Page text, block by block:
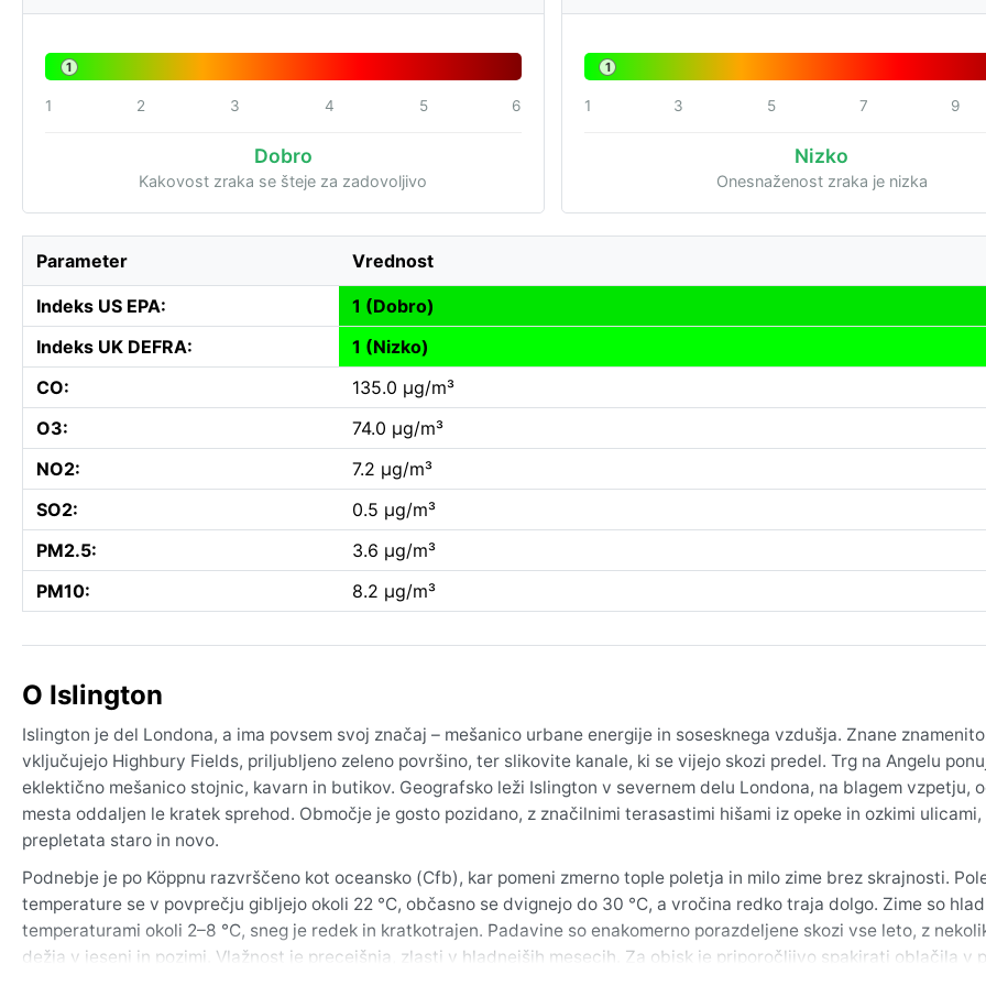
1
1 2 3 4 5 6
Dobro
Kakovost zraka se šteje za zadovoljivo
1
1 3 5 7 9
Nizko
Onesnaženost zraka je nizka
Parameter Vrednost
Indeks US EPA:
1 (Dobro)
Indeks UK DEFRA:
1 (Nizko)
CO:
135.0 µg/m³
O3:
74.0 µg/m³
NO2:
7.2 µg/m³
SO2:
0.5 µg/m³
PM2.5:
3.6 µg/m³
PM10:
8.2 µg/m³
O Islington
Islington je del Londona, a ima povsem svoj značaj – mešanico urbane energije in sosesknega vzdušja. Znane
vključujejo Highbury Fields, priljubljeno zeleno površino, ter slikovite kanale, ki se vijejo skozi predel. Trg na Angelu
eklektično mešanico stojnic, kavarn in butikov. Geografsko leži Islington v severnem delu Londona, na blagem vzpetju,
mesta oddaljen le kratek sprehod. Območje je gosto pozidano, z značilnimi terasastimi hišami iz opeke in ozkimi ulicami,
prepletata staro in novo.
Podnebje je po Köppnu razvrščeno kot oceansko (Cfb), kar pomeni zmerno tople poletja in milo zime brez skrajnosti.
temperature se v povprečju gibljejo okoli 22 °C, občasno se dvignejo do 30 °C, a vročina redko traja dolgo. Zime so
temperaturami okoli 2–8 °C, sneg je redek in kratkotrajen. Padavine so enakomerno porazdeljene skozi vse leto, z
dežja v jeseni in pozimi. Vlažnost je precejšnja, zlasti v hladnejših mesecih. Za obisk je priporočljivo spakirati oblačila v